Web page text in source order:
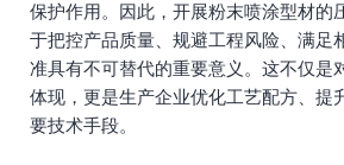
保护作用。因此，开展粉末喷涂型材的
于把控产品质量、规避工程风险、满足
准具有不可替代的重要意义。这不仅是
体现，更是生产企业优化工艺配方、提
要技术手段。